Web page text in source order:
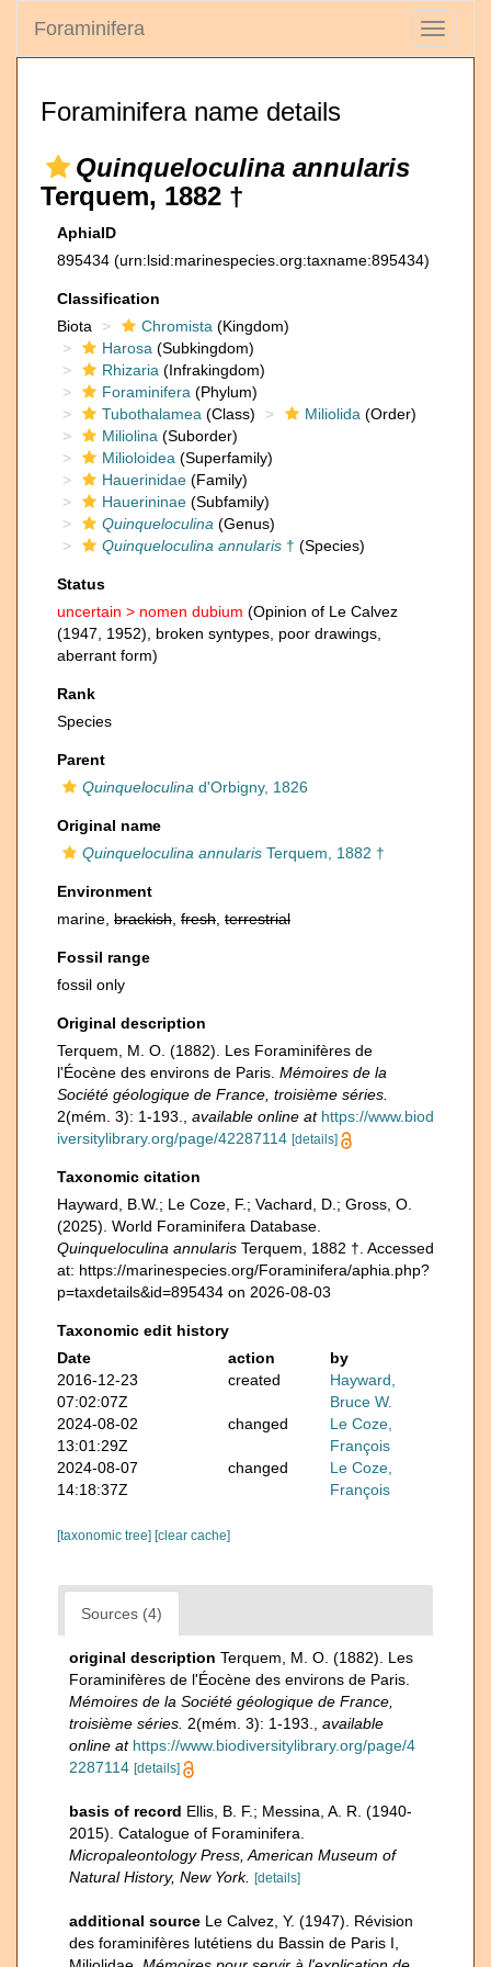
Toggle
Foraminifera
Foraminifera name details
Quinqueloculina annularis
Terquem, 1882 †
AphiaID
895434 (urn:lsid:marinespecies.org:taxname:895434)
Classification
Biota
Chromista (Kingdom)
Harosa (Subkingdom)
Rhizaria (Infrakingdom)
Foraminifera (Phylum)
Tubothalamea (Class) Miliolida (Order)
Miliolina (Suborder)
Milioloidea (Superfamily)
Hauerinidae (Family)
Hauerininae (Subfamily)
Quinqueloculina (Genus)
Quinqueloculina annularis † (Species)
Status
uncertain > nomen dubium (Opinion of Le Calvez
(1947, 1952), broken syntypes, poor drawings,
aberrant form)
Rank
Species
Parent
Quinqueloculina d'Orbigny, 1826
Original name
Quinqueloculina annularis Terquem, 1882 †
Environment
marine, brackish fresh terrestrial
Fossil range
fossil only
Original description
Terquem, M. O. (1882). Les Foraminifères de
l'Éocène des environs de Paris. Mémoires de la
Société géologique de France, troisième séries.
2(mém. 3): 1-193.
available online at https://www.biod
iversitylibrary.org/page/42287114 [details]
Taxonomic citation
Hayward, B.W.; Le Coze, F.; Vachard, D.; Gross, O.
(2025). World Foraminifera Database.
Quinqueloculina annularis Terquem, 1882 †. Accessed
at: https://marinespecies.org/Foraminifera/aphia.php?
p=taxdetails&id=895434 on 2026-08-03
Taxonomic edit history
Date
action
by
2016-12-23
07:02:07Z
created
Hayward,
Bruce W.
2024-08-02
13:01:29Z
changed
Le Coze,
François
2024-08-07
14:18:37Z
changed
Le Coze,
François
[taxonomic tree] [clear cache]
Sources (4)
original description Terquem, M. O. (1882). Les
Foraminifères de l'Éocène des environs de Paris.
Mémoires de la Société géologique de France,
troisième séries. 2(mém. 3): 1-193.
available
online at https://www.biodiversitylibrary.org/page/4
2287114 [details]
basis of record Ellis, B. F.; Messina, A. R. (1940-
2015). Catalogue of Foraminifera.
Micropaleontology Press, American Museum of
Natural History, New York.
[details]
additional source Le Calvez, Y. (1947). Révision
des foraminifères lutétiens du Bassin de Paris I,